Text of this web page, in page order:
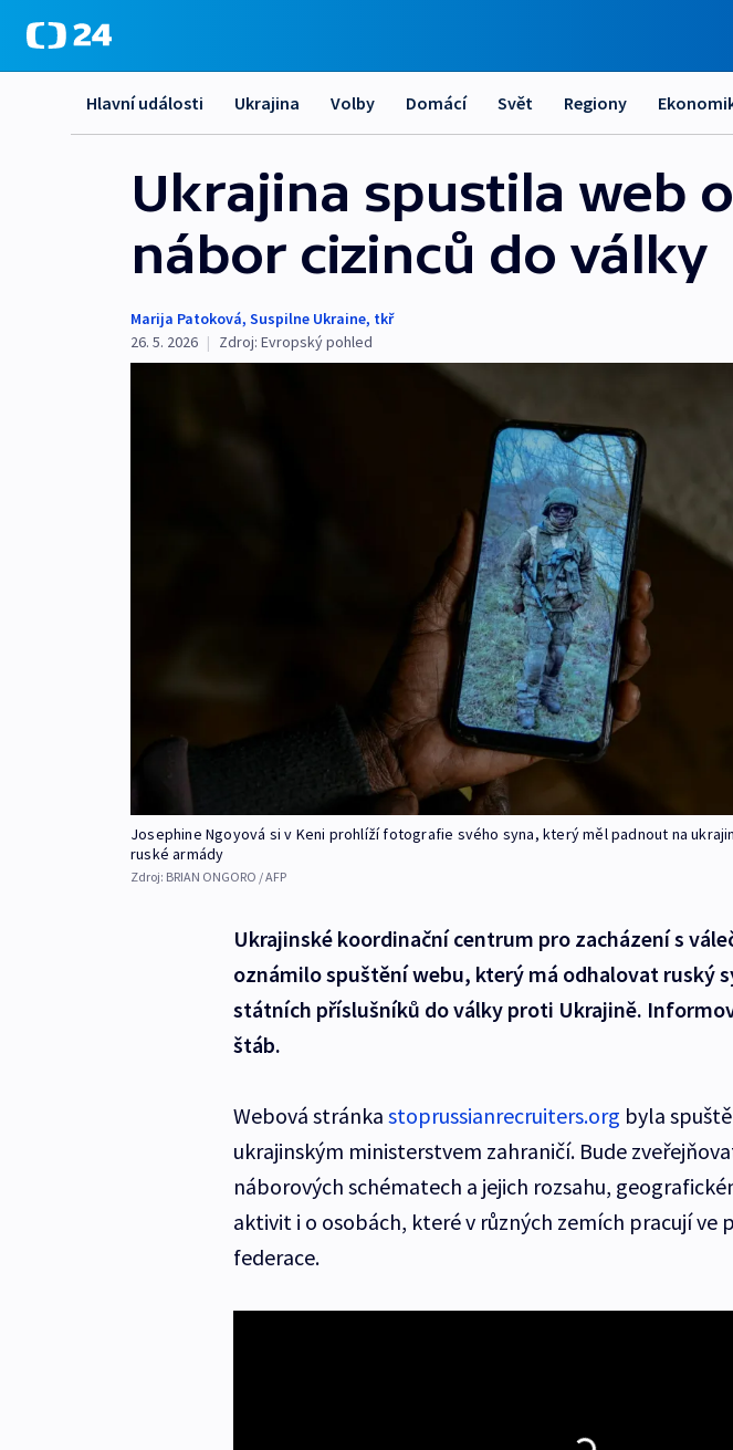
Hlavní události Ukrajina Volby Domácí Svět Regiony
Ukrajina spustila web
nábor cizinců do války
Marija Patoková, Suspilne Ukraine, tkř
26. 5. 2026 | Zdroj: Evropský pohled
Josephine Ngoyová si v Keni prohlíží fotografie svého syna, který měl padnout na
ruské armády
Zdroj: BRIAN ONGORO / AFP
Ukrajinské koordinační centrum pro zacházení s
oznámilo spuštění webu, který má odhalovat ruský
státních příslušníků do války proti Ukrajině.
štáb.
Webová stránka stoprussianrecruiters.org byla
ukrajinským ministerstvem zahraničí. Bude
náborových schématech a jejich rozsahu,
aktivit i o osobách, které v různých zemích pracují ve
federace.